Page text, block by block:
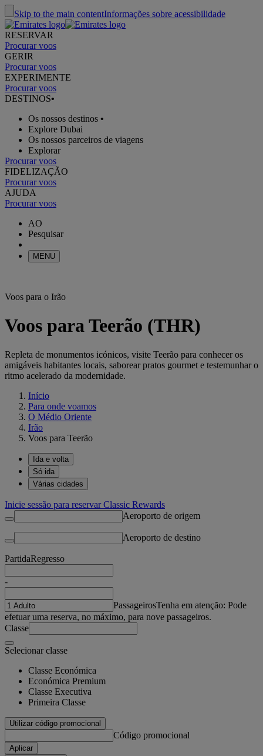
Skip to the main contentInformações sobre acessibilidade
RESERVAR
Procurar voos
GERIR
Procurar voos
EXPERIMENTE
Procurar voos
DESTINOS•
Os nossos destinos •
Explore Dubai
Os nossos parceiros de viagens
Explorar
Procurar voos
FIDELIZAÇÃO
Procurar voos
AJUDA
Procurar voos
AO
Pesquisar
MENU
Voos para o Irão
Voos para Teerão (THR)
Repleta de monumentos icónicos, visite Teerão para conhecer os
amigáveis habitantes locais, saborear pratos gourmet e testemunhar o
ritmo acelerado da modernidade.
Início
Para onde voamos
O Médio Oriente
Irão
Voos para Teerão
Ida e volta
Só ida
Várias cidades
Inicie sessão para reservar Classic Rewards
Aeroporto de origem
Aeroporto de destino
PartidaRegresso
-
PassageirosTenha em atenção: Pode
efetuar uma reserva, no máximo, para nove passageiros.
Classe
Selecionar classe
Classe Económica
Económica Premium
Classe Executiva
Primeira Classe
Utilizar código promocional
Código promocional
Aplicar